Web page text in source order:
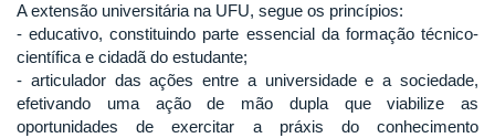
A extensão universitária na UFU, segue os princípios:
- educativo, constituindo parte essencial da formação técnico-
científica e cidadã do estudante;
- articulador das ações entre a universidade e a sociedade,
efetivando uma ação de mão dupla que viabilize as
oportunidades de exercitar a práxis do conhecimento